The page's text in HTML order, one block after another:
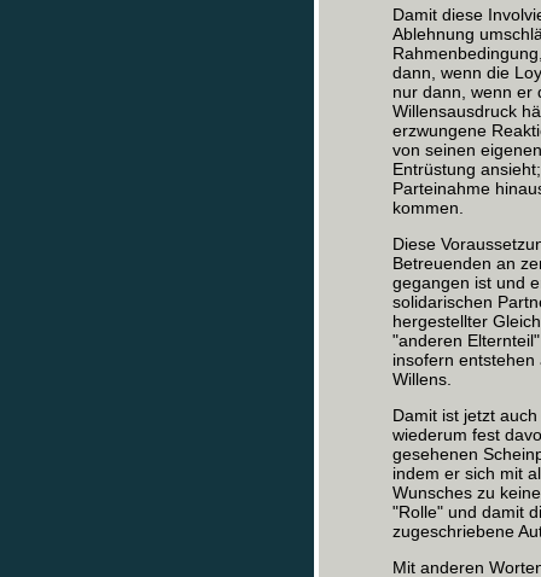
Damit diese
Ablehnung
dann, wenn die
nur dann, wenn er
Willensausdruck
erzwungene
von seinen
Entrüstung
Parteinahme
kommen.
Diese
Betreuenden an
gegangen ist und
solidarischen
hergestellter
"anderen
insofern
Willens.
Damit ist jetzt
wiederum fest
gesehenen
indem er sich mit
Wunsches zu
"Rolle" und damit
zugeschriebene
Mit anderen